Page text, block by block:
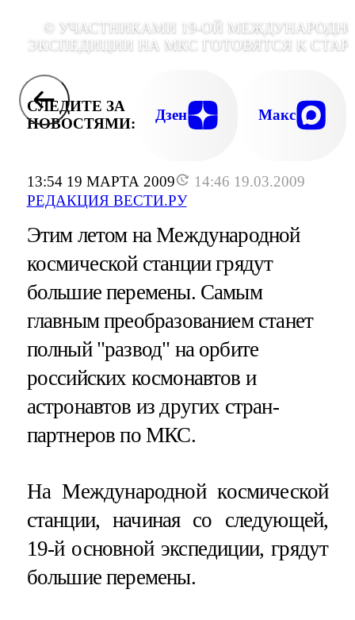
13:54 19 МАРТА 2009
14:46 19.03.2009
РЕДАКЦИЯ ВЕСТИ.РУ
© УЧАСТНИКАМИ 19-ОЙ
ЭКСПЕДИЦИИ НА МКС ГОТОВЯТСЯ К
СЛЕДИТЕ ЗА
НОВОСТЯМИ:
Дзен Макс
Этим летом на Международной
космической станции грядут
большие перемены. Самым
главным преобразованием станет
полный "развод" на орбите
российских космонавтов и
астронавтов из других стран-
партнеров по МКС.
На Международной космической
станции, начиная со следующей,
19-й основной экспедиции, грядут
большие перемены.